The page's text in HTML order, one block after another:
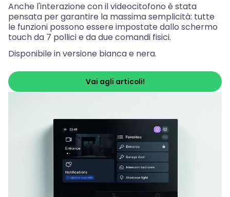
Anche l'interazione con il videocitofono è stata
pensata per garantire la massima semplicità: tutte
le funzioni possono essere impostate dallo schermo
touch da 7 pollici e da due comandi fisici.
Disponibile in versione bianca e nera.
Vai agli articoli!